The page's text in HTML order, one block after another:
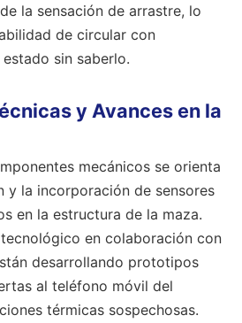
la sensación de arrastre, lo
de circular con
sin saberlo.
y Avances en la
mecánicos se orienta
y la incorporación de sensores
en la estructura de la maza.
en colaboración con
desarrollando prototipos
al teléfono móvil del
térmicas sospechosas.